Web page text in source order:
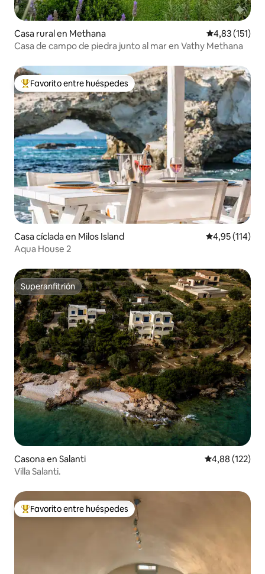
Casa rural en Methana Calificación
4,83 (151)
Casa de campo de piedra junto al mar en Vathy Methana
Favorito entre los huéspedes más destacados
Favorito entre huéspedes
Casa cíclada en Milos Island Calificación
4,95 (114)
Aqua House 2
Superanfitrión
Superanfitrión
Casona en Salanti Calificación
4,88 (122)
Villa Salanti.
Favorito entre los huéspedes más destacados
Favorito entre huéspedes